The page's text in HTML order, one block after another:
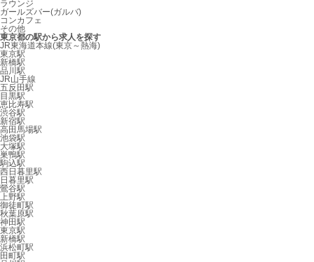
ラウンジ
ガールズバー(ガルバ)
コンカフェ
その他
東京都の駅から求人を探す
JR東海道本線(東京～熱海)
東京駅
新橋駅
品川駅
JR山手線
五反田駅
目黒駅
恵比寿駅
渋谷駅
新宿駅
高田馬場駅
池袋駅
大塚駅
巣鴨駅
駒込駅
西日暮里駅
日暮里駅
鶯谷駅
上野駅
御徒町駅
秋葉原駅
神田駅
東京駅
新橋駅
浜松町駅
田町駅